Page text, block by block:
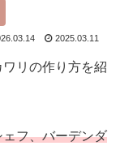
2025.03.11
リの作り方を紹
フ、バーデンダ